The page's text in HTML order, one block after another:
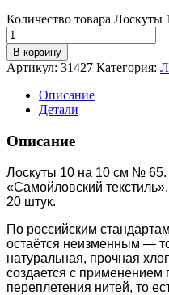
Количество товара
В корзину
Артикул: 31427 Категория:
Описание
Детали
Описание
Лоскуты 10 на 10 см № 65.
«Самойловский
20 штук.
По российским
остаётся неизменным —
натуральная, прочная
создается с применением
переплетения нитей, то